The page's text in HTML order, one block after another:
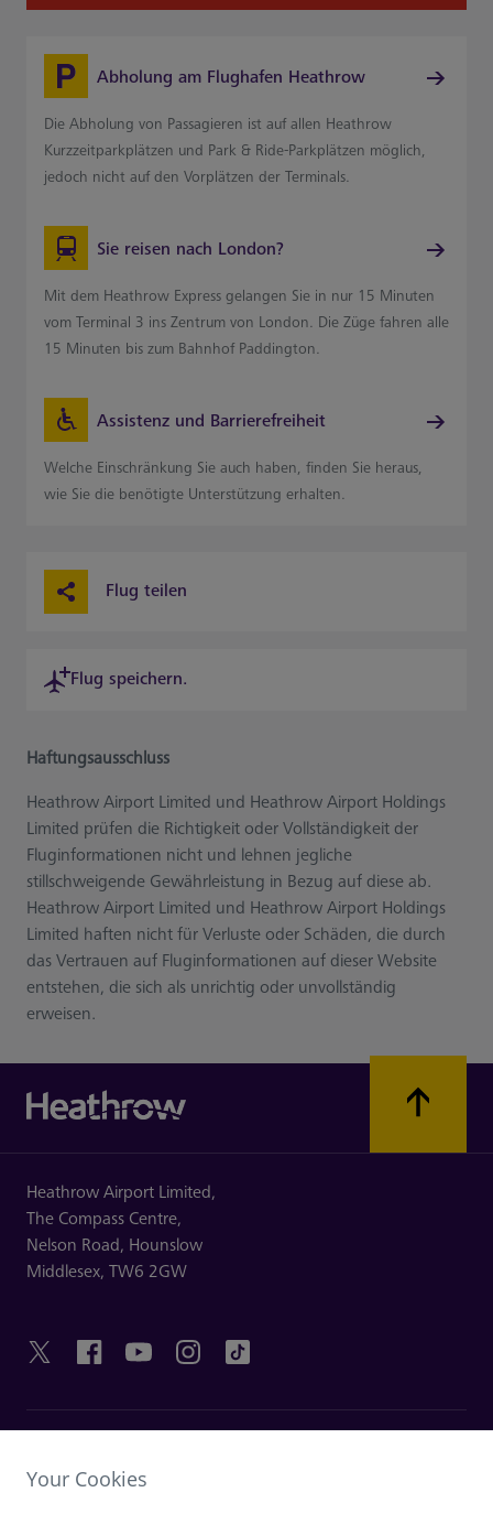
Abholung am Flughafen Heathrow
Die Abholung von Passagieren ist auf allen Heathrow
Kurzzeitparkplätzen und Park & Ride-Parkplätzen möglich,
jedoch nicht auf den Vorplätzen der Terminals.
Sie reisen nach London?
Mit dem Heathrow Express gelangen Sie in nur 15 Minuten
vom Terminal 3 ins Zentrum von London. Die Züge fahren alle
15 Minuten bis zum Bahnhof Paddington.
Assistenz und Barrierefreiheit
Welche Einschränkung Sie auch haben, finden Sie heraus,
wie Sie die benötigte Unterstützung erhalten.
Flug teilen
Flug speichern.
Haftungsausschluss
Heathrow Airport Limited und Heathrow Airport Holdings
Limited prüfen die Richtigkeit oder Vollständigkeit der
Fluginformationen nicht und lehnen jegliche
stillschweigende Gewährleistung in Bezug auf diese ab.
Heathrow Airport Limited und Heathrow Airport Holdings
Limited haften nicht für Verluste oder Schäden, die durch
das Vertrauen auf Fluginformationen auf dieser Website
entstehen, die sich als unrichtig oder unvollständig
erweisen.
Heathrow Airport Limited,
The Compass Centre,
Nelson Road, Hounslow
Middlesex, TW6 2GW
Your Cookies